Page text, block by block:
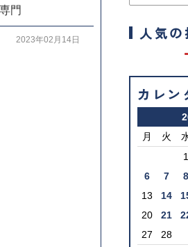
門
2023年02月14日 人気の
カレン
月
火
1
6
7 8
13
14
20
21
27
28